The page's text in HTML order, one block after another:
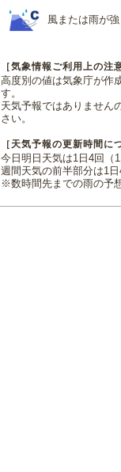
風または雨が
［気象情報ご利用上の注
高度別の値は気象庁が作
す。
天気予報ではありません
さい。
［天気予報の更新時間に
今日明日天気は1日4回（
週間天気の前半部分は1
※数時間先までの雨の予